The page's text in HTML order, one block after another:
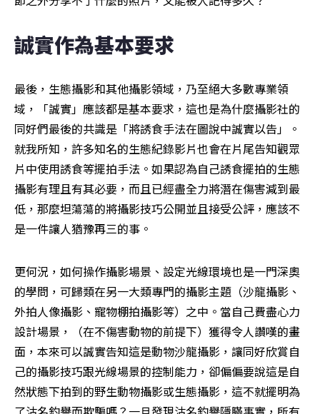
誠實作為基本要求
最後，生態攝影和其他攝影領域，乃至絕大多數專業領
域，「誠實」應該都是基本要求，這也是為什麼攝影社的
同好們最後的共識是「將誘食手法在圖說中誠實以告」。
就我所知，許多知名的生態紀錄影片也會在片尾告知觀眾
片中使用誘食等擺拍手法。如果認為自己誘食擺拍的生態
攝影有理且有其必要，而且已經盡全力將潛在傷害減到最
低，那麼坦蕩蕩的將攝影技巧公開並且接受公評，應該不
是一件讓人猶豫再三的事。
更何況，如何操作攝影場景、設定光線環境也是一門深奧
的學問，可歸類在另一大類專門的攝影主題（沙龍攝影、
外拍人像攝影、寵物棚拍攝影等）之中。當自己費盡心力
設計場景，（在不傷害動物的前提下）獲得令人讚嘆的畫
面，本來可以誠實告知這是動物沙龍攝影，讓同好欣賞自
己的攝影技巧跟光線場景的控制能力，卻偏偏要說這是自
然狀態下拍到的野生動物攝影或生態攝影，這不就擺明為